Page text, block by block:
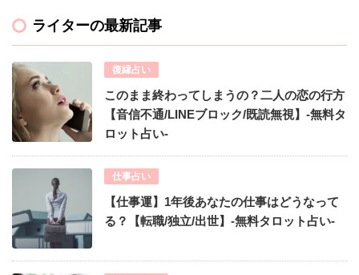
ライターの最新記事
復縁占い
このまま終わってしまうの？二人の恋の行方
【音信不通/LINEブロック/既読無視】-無料タ
ロット占い-
仕事占い
【仕事運】1年後あなたの仕事はどうなって
る？【転職/独立/出世】-無料タロット占い-